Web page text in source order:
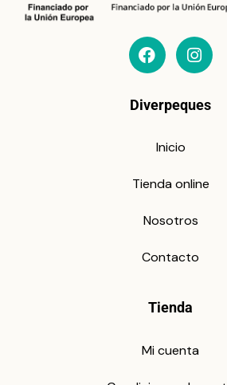
Diverpeques
Inicio
Tienda online
Nosotros
Contacto
Tienda
Mi cuenta